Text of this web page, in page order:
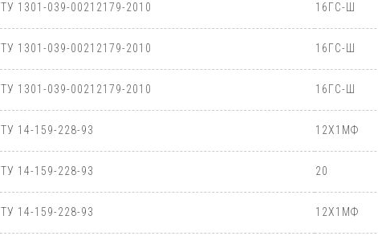
ТУ 1301-039-00212179-2010 16ГС-Ш
ТУ 1301-039-00212179-2010 16ГС-Ш
ТУ 1301-039-00212179-2010 16ГС-Ш
ТУ 14-159-228-93 12Х1МФ
ТУ 14-159-228-93 20
ТУ 14-159-228-93 12Х1МФ